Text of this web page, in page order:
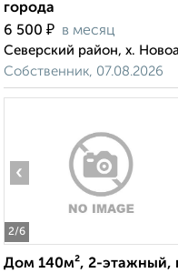
города
6 500 ₽ в месяц
Северский район, х.
Собственник, 07.08.2026
2/6
‹
Дом 140м², 2-этажный,